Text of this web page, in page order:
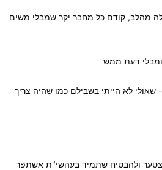
מהלב, קודם כל מחבר יקר שמבלי משים
ומבלי דעת ממש
שאולי לא הייתי בשבילם כמו שהיה צריך
ולהבטיח שתמיד בעהשי"ת אשתפר